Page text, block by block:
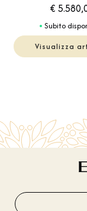
€
Subito
Visualizza